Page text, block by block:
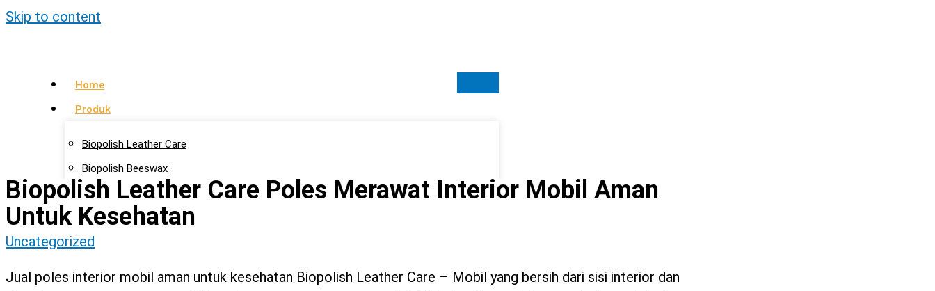
Skip to content
Home
Produk
Biopolish Leather Care
Biopolish Beeswax
Biopolish Natural Oil
Artikel
Lokasi Agen
Kontak Kami
Biopolish Leather Care Poles Merawat Interior Mobil Aman
Untuk Kesehatan
Uncategorized
Jual poles interior mobil aman untuk kesehatan Biopolish Leather Care – Mobil yang bersih dari sisi interior dan